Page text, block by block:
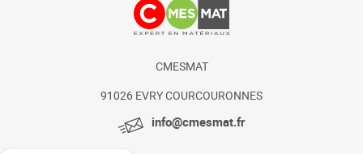
CMESMAT
91026 EVRY COURCOURONNES
info@cmesmat.fr